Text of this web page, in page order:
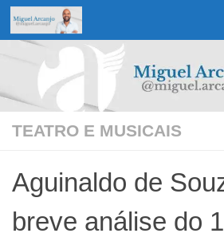
Skip to content
TEATRO E MUSICAIS
Aguinaldo de
breve análise do